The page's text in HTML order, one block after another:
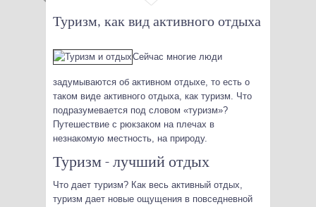
Туризм, как вид активного отдыха
Сейчас многие люди
задумываются об активном отдыхе, то есть о
таком виде активного отдыха, как туризм. Что
подразумевается под словом «туризм»?
Путешествие с рюкзаком на плечах в
незнакомую местность, на природу.
Туризм - лучший отдых
Что дает туризм? Как весь активный отдых,
туризм дает новые ощущения в повседневной